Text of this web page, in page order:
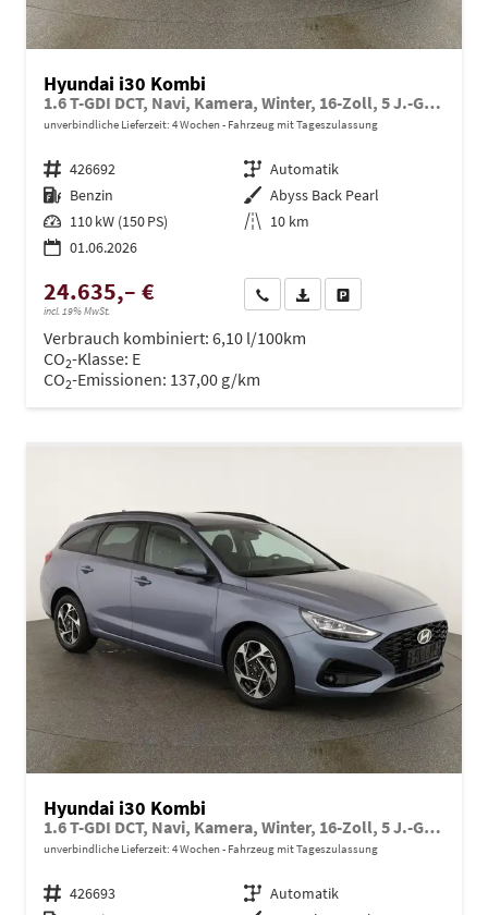
Hyundai i30 Kombi
1.6 T-GDI DCT, Navi, Kamera, Winter, 16-Zoll, 5 J.-Garantie
unverbindliche Lieferzeit: 4 Wochen Fahrzeug mit Tageszulassung
Fahrzeugnr. 426692 Getriebe Automatik
Kraftstoff Benzin Außenfarbe Abyss Back Pearl
Leistung 110 kW (150 PS) Kilometerstand 10 km
01.06.2026
24.635,– €
incl. 19% MwSt.
Wir rufen Sie anPDF-Datei, Fahrzeugexposé
Verbrauch kombiniert: 6,10 l/100km
CO2-Klasse: E
CO2-Emissionen: 137,00 g/km
Hyundai i30 Kombi
1.6 T-GDI DCT, Navi, Kamera, Winter, 16-Zoll, 5 J.-Garantie
unverbindliche Lieferzeit: 4 Wochen Fahrzeug mit Tageszulassung
Fahrzeugnr. 426693 Getriebe Automatik